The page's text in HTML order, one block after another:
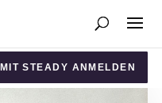
MIT STEADY ANMELDEN